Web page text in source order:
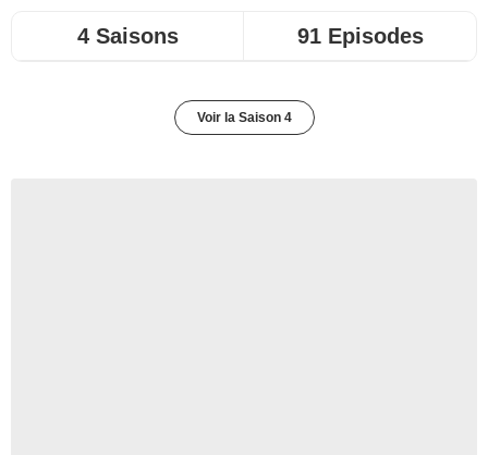
4 Saisons 91 Episodes
Voir la Saison 4